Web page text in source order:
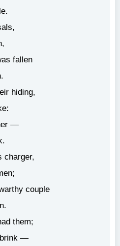
fallen
hiding,
—
charger,
couple
them;
brink —